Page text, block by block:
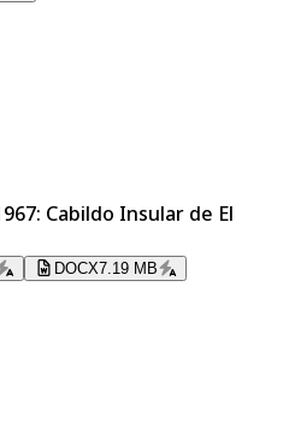
Cabildo Insular de El
DOCX7.19 MB